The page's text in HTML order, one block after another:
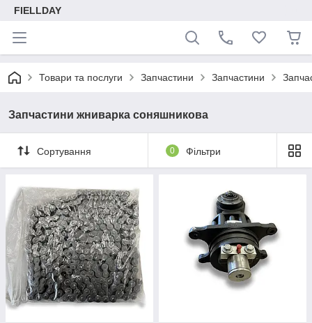
FIELLDAY
Товари та послуги Запчастини Запчастини
Запчастини жниварка соняшникова
Сортування 0 Фільтри